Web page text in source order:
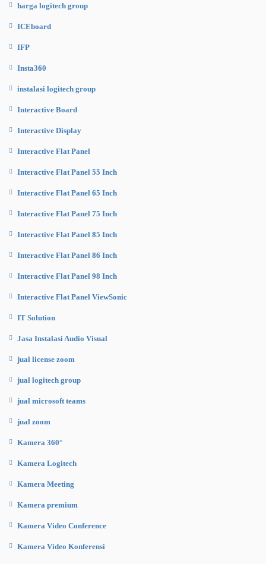
harga logitech group
ICEboard
IFP
Insta360
instalasi logitech group
Interactive Board
Interactive Display
Interactive Flat Panel
Interactive Flat Panel 55 Inch
Interactive Flat Panel 65 Inch
Interactive Flat Panel 75 Inch
Interactive Flat Panel 85 Inch
Interactive Flat Panel 86 Inch
Interactive Flat Panel 98 Inch
Interactive Flat Panel ViewSonic
IT Solution
Jasa Instalasi Audio Visual
jual license zoom
jual logitech group
jual microsoft teams
jual zoom
Kamera 360°
Kamera Logitech
Kamera Meeting
Kamera premium
Kamera Video Conference
Kamera Video Konferensi